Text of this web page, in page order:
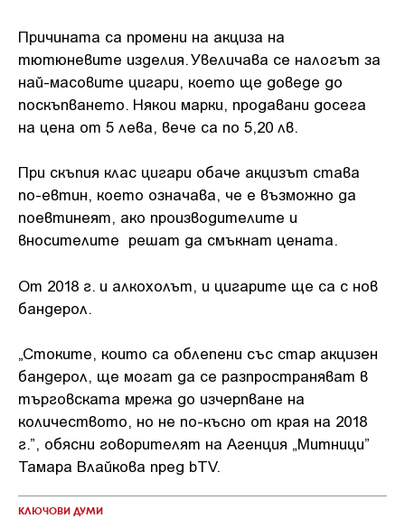
Причината са промени на акциза на
тютюневите изделия. Увеличава се налогът за
най-масовите цигари, което ще доведе до
поскъпването. Някои марки, продавани досега
на цена от 5 лева, вече са по 5,20 лв.
При скъпия клас цигари обаче акцизът става
по-евтин, което означава, че е възможно да
поевтинеят, ако производителите и
вносителите решат да смъкнат цената.
От 2018 г. и алкохолът, и цигарите ще са с нов
бандерол.
„Стоките, които са облепени със стар акцизен
бандерол, ще могат да се разпространяват в
търговската мрежа до изчерпване на
количеството, но не по-късно от края на 2018
г.”, обясни говорителят на Агенция „Митници”
Тамара Влайкова пред bTV.
КЛЮЧОВИ ДУМИ